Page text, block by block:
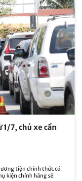
7, chủ xe cần
tiện chính thức có
kiện chính hãng sẽ